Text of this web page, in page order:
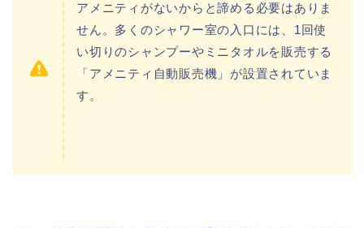
アメニティがないからと諦める必要はありま
せん。多くのシャワー室の入口には、1回使
い切りのシャンプーやミニタオルを販売する
「アメニティ自動販売機」が設置されていま
す。